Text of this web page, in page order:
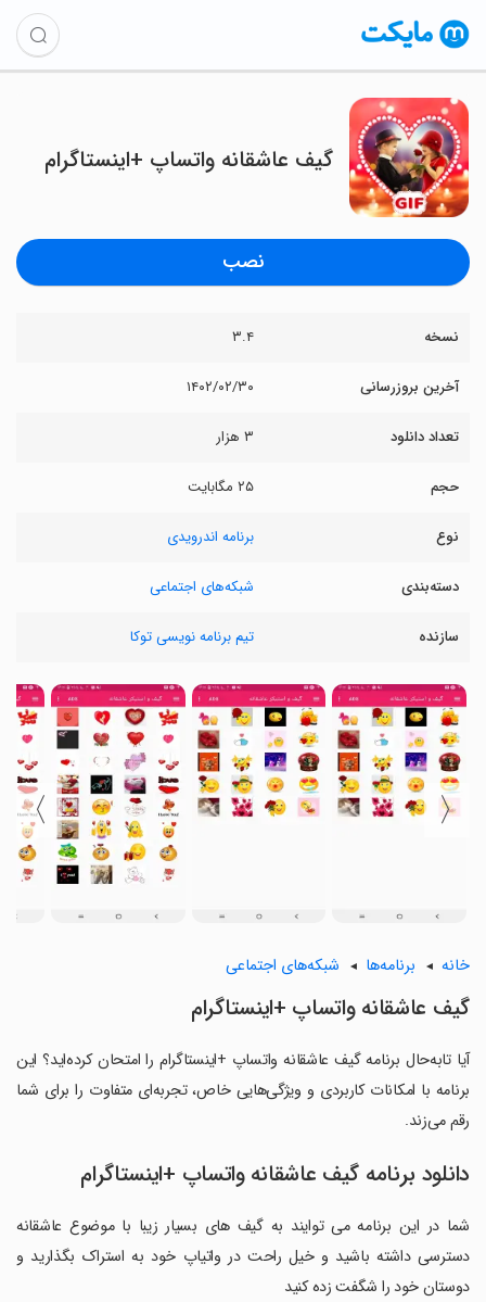
گیف عاشقانه واتساپ +اینستاگرام
نصب
نسخه ۳.۴
آخرین بروزرسانی ۱۴۰۲/۰۲/۳۰
تعداد دانلود ۳ هزار
حجم ۲۵ مگابایت
نوع برنامه اندرویدی
دسته‌بندی شبکه‌های اجتماعی
سازنده تیم برنامه نویسی توکا
〈
〉
خانه برنامه‌ها شبکه‌های اجتماعی
گیف عاشقانه واتساپ +اینستاگرام
آیا تابه‌حال برنامه گیف عاشقانه واتساپ +اینستاگرام را امتحان کرده‌اید؟ این
برنامه با امکانات کاربردی و ویژگی‌هایی خاص، تجربه‌ای متفاوت را برای شما
رقم می‌زند.
دانلود برنامه گیف عاشقانه واتساپ +اینستاگرام
شما در این برنامه می توایند به گیف های بسیار زیبا با موضوع عاشقانه
دسترسی داشته باشید و خیل راحت در واتیاپ خود به استراک بگذارید و
دوستان خود را شگفت زده کنید